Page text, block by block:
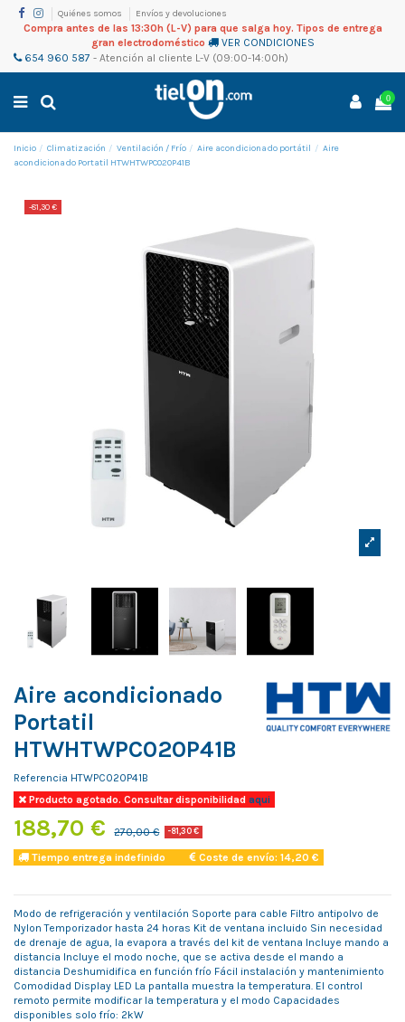
Quiénes somos Envíos y devoluciones
Compra antes de las 13:30h (L-V) para que salga hoy. Tipos de entrega
gran electrodoméstico
VER CONDICIONES
654 960 587 - Atención al cliente L-V (09:00-14:00h)
0
Inicio Climatización Ventilación / Frío Aire acondicionado portátil
Aire
acondicionado Portatil HTWHTWPC020P41B
-81,30 €
Aire acondicionado
Portatil
HTWHTWPC020P41B
Referencia HTWPC020P41B
Producto agotado. Consultar disponibilidadaqui
188,70 € 270,00 € -81,30 €
Tiempo entrega indefinido Coste de envío: 14,20 €
Modo de refrigeración y ventilación Soporte para cable Filtro antipolvo de
Nylon Temporizador hasta 24 horas Kit de ventana incluido Sin necesidad
de drenaje de agua, la evapora a través del kit de ventana Incluye mando a
distancia Incluye el modo noche, que se activa desde el mando a
distancia Deshumidifica en función frío Fácil instalación y mantenimiento
Comodidad Display LED La pantalla muestra la temperatura. El control
remoto permite modificar la temperatura y el modo Capacidades
disponibles solo frío: 2kW